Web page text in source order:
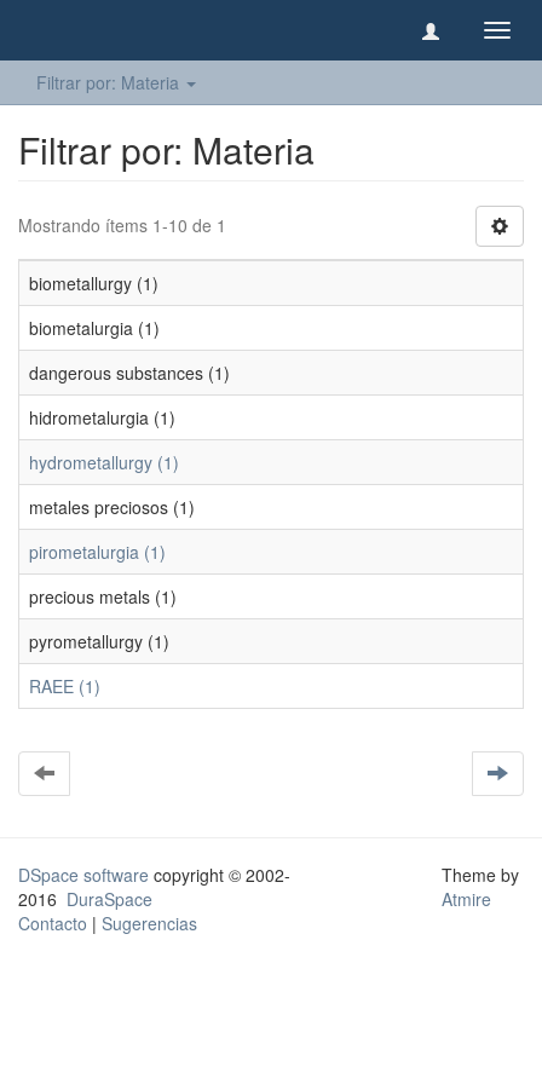
Filtrar por: Materia
Filtrar por: Materia
Mostrando ítems 1-10 de 1
biometallurgy (1)
biometalurgia (1)
dangerous substances (1)
hidrometalurgia (1)
hydrometallurgy (1)
metales preciosos (1)
pirometalurgia (1)
precious metals (1)
pyrometallurgy (1)
RAEE (1)
DSpace software copyright © 2002-
2016 DuraSpace
Contacto | Sugerencias
Theme by
Atmire